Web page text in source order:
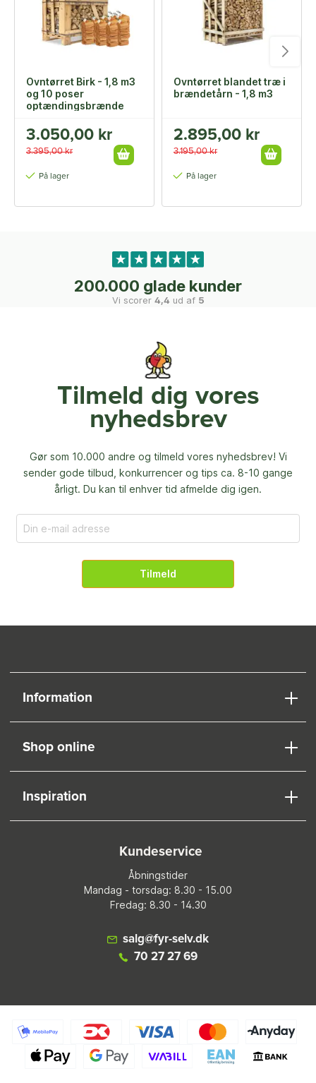
Ovntørret Birk - 1,8 m3
og 10 poser
optændingsbrænde
3.050,00 kr
3.395,00 kr
På lager
Ovntørret blandet træ i
brændetårn - 1,8 m3
2.895,00 kr
3.195,00 kr
På lager
200.000 glade kunder
Vi scorer 4,4 ud af 5
Tilmeld dig vores
nyhedsbrev
Gør som 10.000 andre og tilmeld vores nyhedsbrev! Vi
sender gode tilbud, konkurrencer og tips ca. 8-10 gange
årligt. Du kan til enhver tid afmelde dig igen.
Tilmeld
Information
Shop online
Inspiration
Kundeservice
Åbningstider
Mandag - torsdag: 8.30 - 15.00
Fredag: 8.30 - 14.30
salg@fyr-selv.dk
70 27 27 69